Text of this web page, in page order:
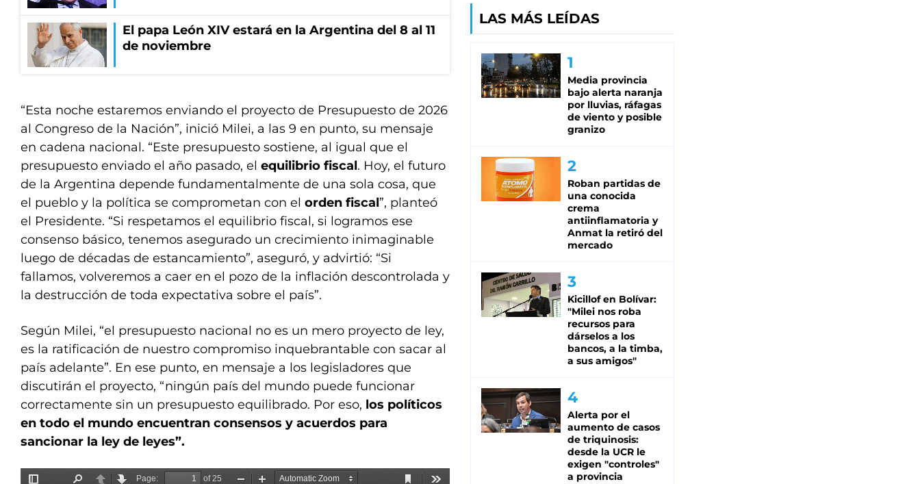
El papa León XIV estará en la Argentina del 8 al 11
de noviembre
“Esta noche estaremos enviando el proyecto de Presupuesto de 2026
al Congreso de la Nación”, inició Milei, a las 9 en punto, su mensaje
en cadena nacional. “Este presupuesto sostiene, al igual que el
presupuesto enviado el año pasado, el equilibrio fiscal. Hoy, el futuro
de la Argentina depende fundamentalmente de una sola cosa, que
el pueblo y la política se comprometan con el orden fiscal”, planteó
el Presidente. “Si respetamos el equilibrio fiscal, si logramos ese
consenso básico, tenemos asegurado un crecimiento inimaginable
luego de décadas de estancamiento”, aseguró, y advirtió: “Si
fallamos, volveremos a caer en el pozo de la inflación descontrolada y
la destrucción de toda expectativa sobre el país”.
Según Milei, “el presupuesto nacional no es un mero proyecto de ley,
es la ratificación de nuestro compromiso inquebrantable con sacar al
país adelante”. En ese punto, en mensaje a los legisladores que
discutirán el proyecto, “ningún país del mundo puede funcionar
correctamente sin un presupuesto equilibrado. Por eso, los políticos
en todo el mundo encuentran consensos y acuerdos para
sancionar la ley de leyes”.
LAS MÁS LEÍDAS
Media provincia
bajo alerta naranja
por lluvias, ráfagas
de viento y posible
granizo
Roban partidas de
una conocida
crema
antiinflamatoria y
Anmat la retiró del
mercado
Kicillof en Bolívar:
"Milei nos roba
recursos para
dárselos a los
bancos, a la timba,
a sus amigos"
Alerta por el
aumento de casos
de triquinosis:
desde la UCR le
exigen "controles"
a provincia